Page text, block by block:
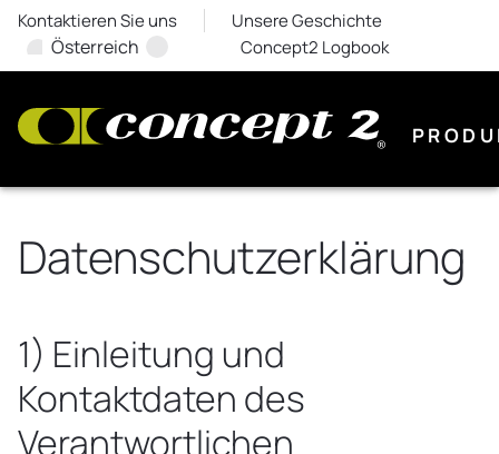
Kontaktieren Sie uns Unsere Geschichte
Österreich Concept2 Logbook
Datenschutzerklärung
1) Einleitung und
Kontaktdaten des
Verantwortlichen